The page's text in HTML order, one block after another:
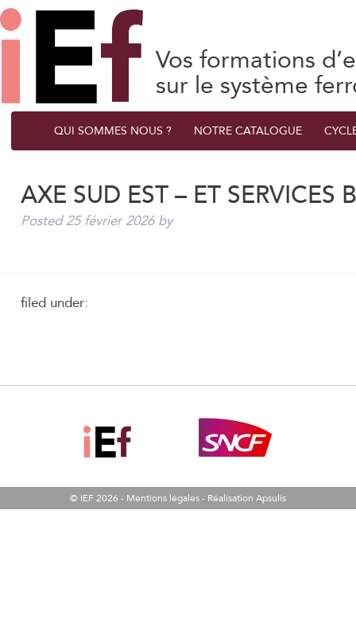
Vos formations
sur le système
QUI SOMMES NOUS ? NOTRE CATALOGUE
AXE SUD EST – ET SERVICES
Posted25 février 2026 by
filed under:
© IEF 2026 - Mentions légales- Réalisation Apsulis